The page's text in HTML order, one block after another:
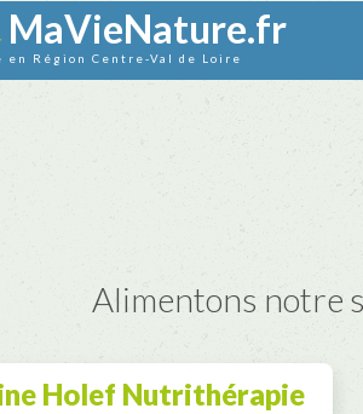
MaVieNature.fr
en Région Centre-Val de Loire
Alimentons notre
Holef Nutrithérapie